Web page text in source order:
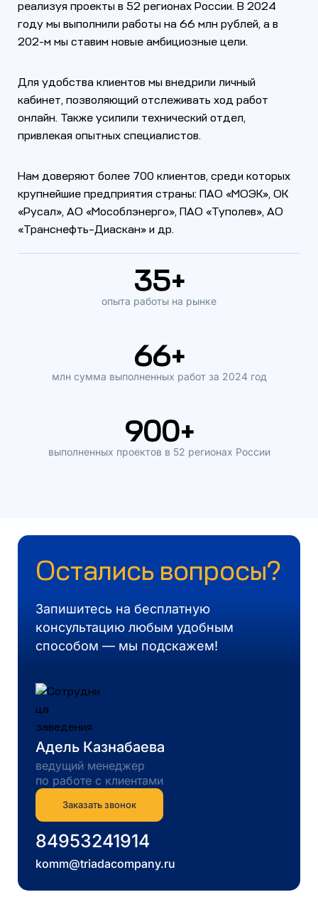
реализуя проекты в 52 регионах России. В 2024
году мы выполнили работы на 66 млн рублей, а в
202-м мы ставим новые амбициозные цели.
Для удобства клиентов мы внедрили личный
кабинет, позволяющий отслеживать ход работ
онлайн. Также усилили технический отдел,
привлекая опытных специалистов.
Нам доверяют более 700 клиентов, среди которых
крупнейшие предприятия страны: ПАО «МОЭК», ОК
«Русал», АО «Мособлэнерго», ПАО «Туполев», АО
«Транснефть–Диаскан» и др.
опыта работы на рынке
35+
млн сумма выполненных работ за 2024 год
66+
выполненных проектов в 52 регионах России
900+
Остались вопросы?
Запишитесь на бесплатную
консультацию любым удобным
способом — мы подскажем!
Адель Казнабаева
ведущий менеджер
по работе с клиентами
Заказать звонок
84953241914
komm@triadacompany.ru